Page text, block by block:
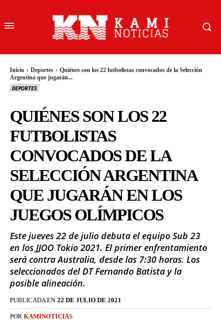
Inicio Deportes
Quiénes son los 22 futbolistas convocados de la Selección
Argentina que jugarán...
DEPORTES
QUIÉNES SON LOS 22
FUTBOLISTAS
CONVOCADOS DE LA
SELECCIÓN ARGENTINA
QUE JUGARÁN EN LOS
JUEGOS OLÍMPICOS
Este jueves 22 de julio debuta el equipo Sub 23
en los JJOO Tokio 2021. El primer enfrentamiento
será contra Australia, desde las 7:30 horas. Los
seleccionados del DT Fernando Batista y la
posible alineación.
PUBLICADA EN 22 DE JULIO DE 2021
POR KAMINOTICIAS